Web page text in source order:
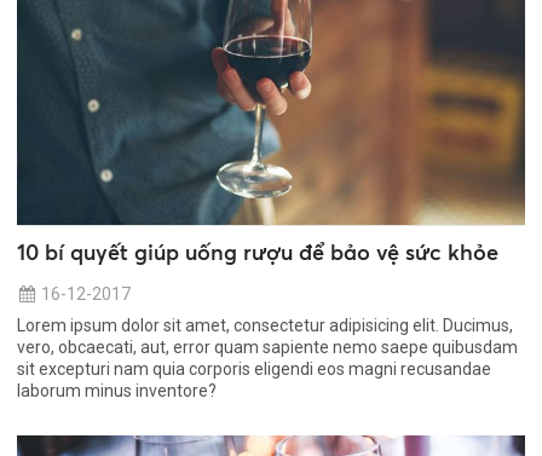
10 bí quyết giúp uống rượu để bảo vệ sức khỏe
16-12-2017
Lorem ipsum dolor sit amet, consectetur adipisicing elit. Ducimus,
vero, obcaecati, aut, error quam sapiente nemo saepe quibusdam
sit excepturi nam quia corporis eligendi eos magni recusandae
laborum minus inventore?